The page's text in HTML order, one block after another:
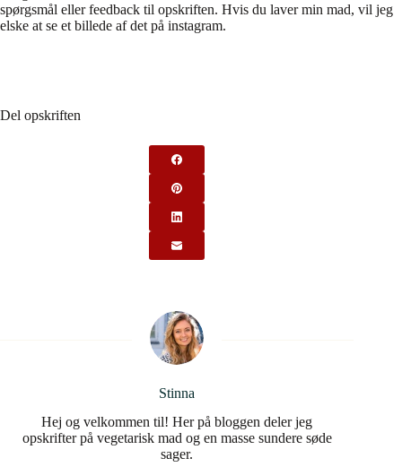
spørgsmål eller feedback til opskriften. Hvis du laver min mad, vil jeg
elske at se et billede af det på instagram.
Del opskriften
Stinna
Hej og velkommen til! Her på bloggen deler jeg
opskrifter på vegetarisk mad og en masse sundere søde
sager.